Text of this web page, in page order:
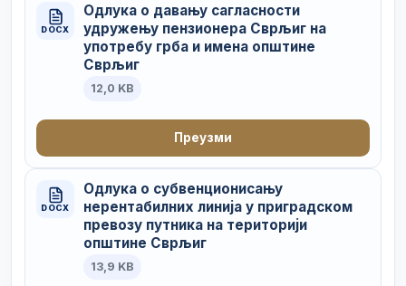
DOCX
Одлука о давању сагласности
удружењу пензионера Сврљиг на
употребу грба и имена општине
Сврљиг
12,0 KB
Преузми
DOCX
Одлука о субвенционисању
нерентабилних линија у приградском
превозу путника на територији
општине Сврљиг
13,9 KB